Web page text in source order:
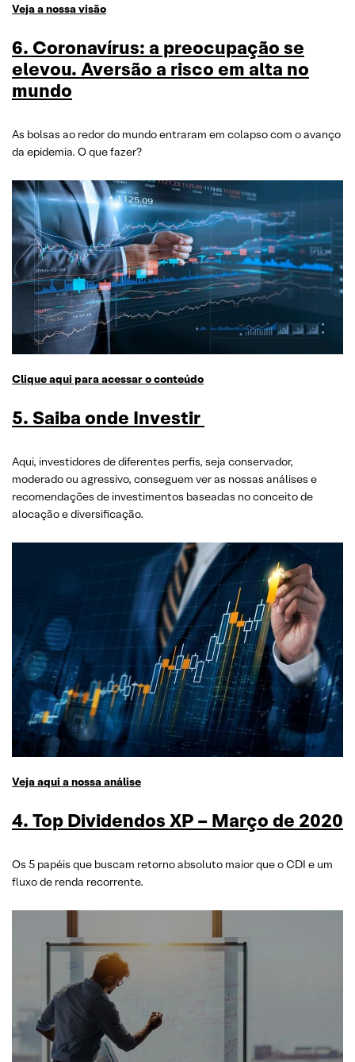
Veja a nossa visão
6. Coronavírus: a preocupação se
elevou. Aversão a risco em alta no
mundo
As bolsas ao redor do mundo entraram em colapso com o avanço
da epidemia. O que fazer?
Clique aqui para acessar o conteúdo
5. Saiba onde Investir
Aqui, investidores de diferentes perfis, seja conservador,
moderado ou agressivo, conseguem ver as nossas análises e
recomendações de investimentos baseadas no conceito de
alocação e diversificação.
Veja aqui a nossa análise
4. Top Dividendos XP – Março de 2020
Os 5 papéis que buscam retorno absoluto maior que o CDI e um
fluxo de renda recorrente.